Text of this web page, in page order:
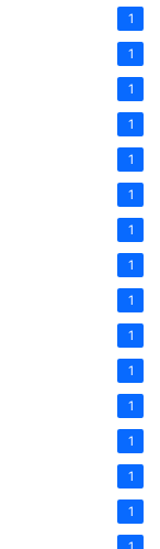
1
1
1
1
1
1
1
1
1
1
1
1
1
1
1